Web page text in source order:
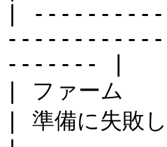
|
------- |
| ファーム
| 準備に失敗